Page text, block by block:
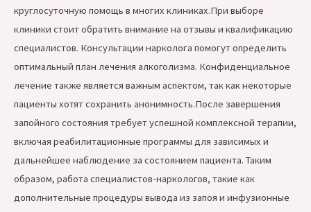
круглосуточную помощь в многих клиниках.При выборе
клиники стоит обратить внимание на отзывы и квалификацию
специалистов. Консультации нарколога помогут определить
оптимальный план лечения алкоголизма. Конфиденциальное
лечение также является важным аспектом, так как некоторые
пациенты хотят сохранить анонимность.После завершения
запойного состояния требует успешной комплексной терапии,
включая реабилитационные программы для зависимых и
дальнейшее наблюдение за состоянием пациента. Таким
образом, работа специалистов-наркологов, такие как
дополнительные процедуры вывода из запоя и инфузионные